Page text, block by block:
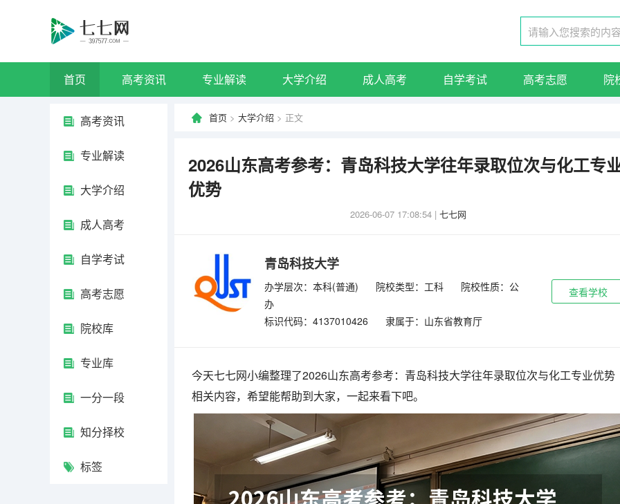
首页 高考资讯 专业解读 大学介绍 成人高考 自学考试 高考志愿 院
高考资讯
专业解读
大学介绍
成人高考
自学考试
高考志愿
院校库
专业库
一分一段
知分择校
标签
首页 > 大学介绍 > 正文
2026山东高考参考：青岛科技大学往年录取位次与化工专
优势
2026-06-07 17:08:54 | 七七网
青岛科技大学
办学层次：本科(普通) 院校类型：工科
院校性质：公
办
标识代码：4137010426
隶属于：山东省教育厅
查看学校
今天七七网小编整理了2026山东高考参考：青岛科技大学往年录取位次与化工专业优势
相关内容，希望能帮助到大家，一起来看下吧。